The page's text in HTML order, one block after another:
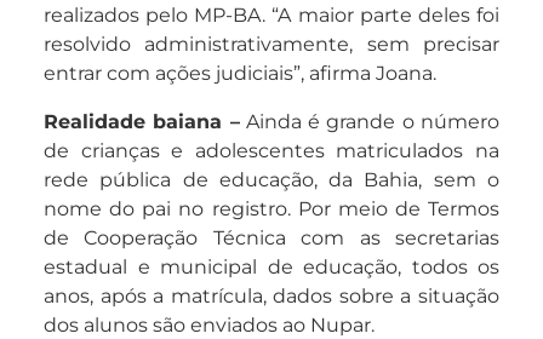
realizados pelo MP-BA. “A maior parte deles foi
resolvido administrativamente, sem precisar
entrar com ações judiciais”, afirma Joana.
Realidade baiana –Ainda é grande o número
de crianças e adolescentes matriculados na
rede pública de educação, da Bahia, sem o
nome do pai no registro. Por meio de Termos
de Cooperação Técnica com as secretarias
estadual e municipal de educação, todos os
anos, após a matrícula, dados sobre a situação
dos alunos são enviados ao Nupar.